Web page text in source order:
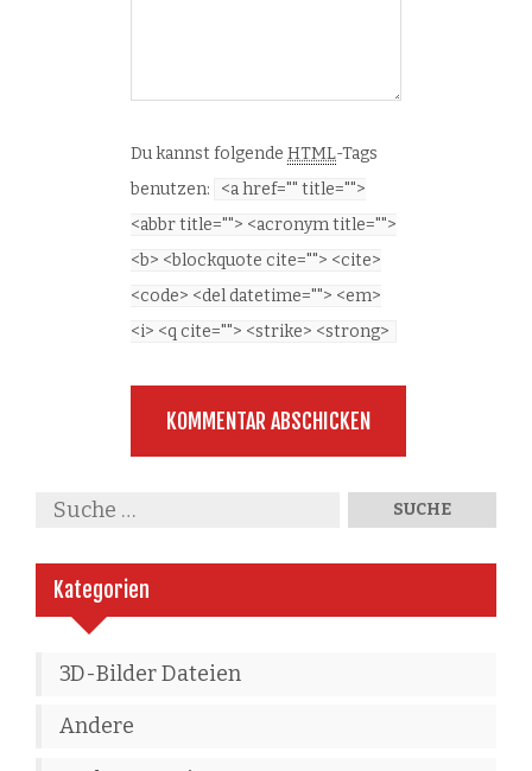
Du kannst folgende HTML-Tags
benutzen:
<a href="" title="">
<abbr title=""> <acronym title="">
<b> <blockquote cite=""> <cite>
<code> <del datetime=""> <em>
<i> <q cite=""> <strike> <strong>
Kategorien
3D-Bilder Dateien
Andere